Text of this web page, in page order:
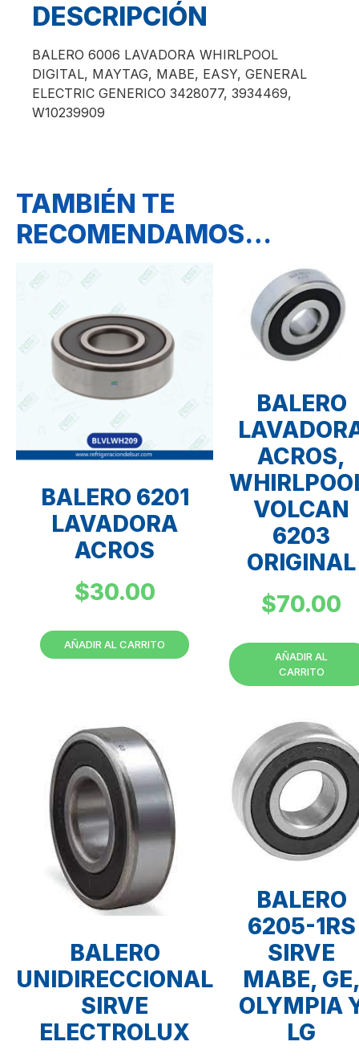
DESCRIPCIÓN
BALERO 6006 LAVADORA WHIRLPOOL
DIGITAL, MAYTAG, MABE, EASY, GENERAL
ELECTRIC GENERICO 3428077, 3934469,
W10239909
TAMBIÉN TE
RECOMENDAMOS…
BALERO 6201
LAVADORA
ACROS
$30.00
AÑADIR AL CARRITO
BALERO
ACROS,
VOLCAN
6203
ORIGINAL
$70.00
AÑADIR AL
CARRITO
BALERO
UNIDIRECCIONAL
SIRVE
ELECTROLUX
BALERO
6205-1RS
SIRVE
MABE,
OLYMPIA
LG